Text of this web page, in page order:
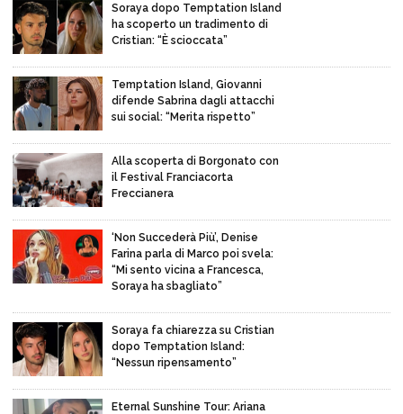
Soraya dopo Temptation Island
ha scoperto un tradimento di
Cristian: “È scioccata”
Temptation Island, Giovanni
difende Sabrina dagli attacchi
sui social: “Merita rispetto”
Alla scoperta di Borgonato con
il Festival Franciacorta
Freccianera
‘Non Succederà Più’, Denise
Farina parla di Marco poi svela:
“Mi sento vicina a Francesca,
Soraya ha sbagliato”
Soraya fa chiarezza su Cristian
dopo Temptation Island:
“Nessun ripensamento”
Eternal Sunshine Tour: Ariana